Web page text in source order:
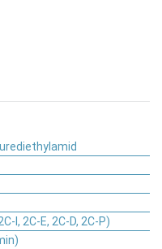
I, 2C-E, 2C-D, 2C-P)